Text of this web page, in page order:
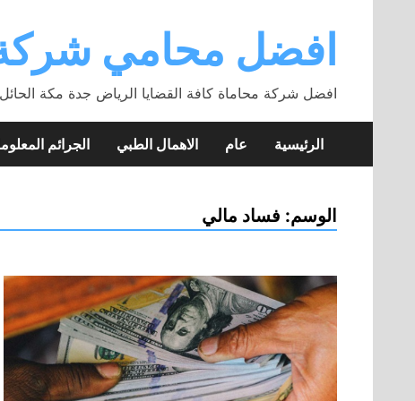
contentافضل محامي
افضل شركة محاماة كافة القضايا الرياض جدة مكة
الرئيسية عام الاهمال الطبي الجرائم
الوسم: فساد مالي